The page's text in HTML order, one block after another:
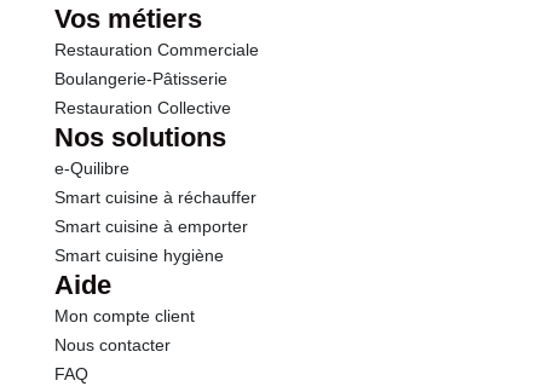
Vos métiers
Restauration Commerciale
Boulangerie-Pâtisserie
Restauration Collective
Nos solutions
e-Quilibre
Smart cuisine à réchauffer
Smart cuisine à emporter
Smart cuisine hygiène
Aide
Mon compte client
Nous contacter
FAQ